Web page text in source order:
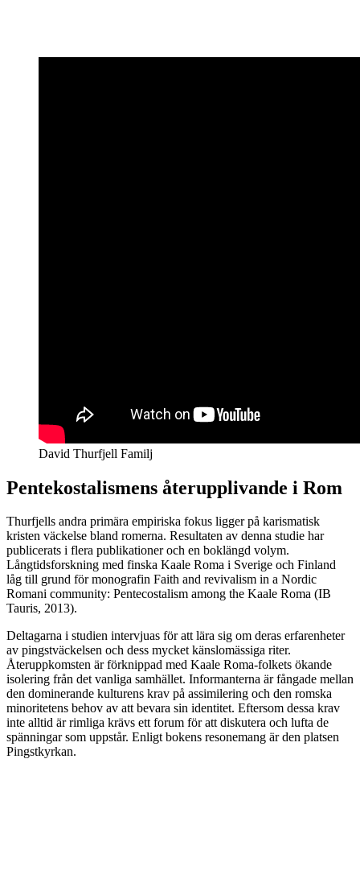
David Thurfjell Familj
Pentekostalismens återupplivande i Rom
Thurfjells andra primära empiriska fokus ligger på karismatisk
kristen väckelse bland romerna. Resultaten av denna studie har
publicerats i flera publikationer och en boklängd volym.
Långtidsforskning med finska Kaale Roma i Sverige och Finland
låg till grund för monografin Faith and revivalism in a Nordic
Romani community: Pentecostalism among the Kaale Roma (IB
Tauris, 2013).
Deltagarna i studien intervjuas för att lära sig om deras erfarenheter
av pingstväckelsen och dess mycket känslomässiga riter.
Återuppkomsten är förknippad med Kaale Roma-folkets ökande
isolering från det vanliga samhället. Informanterna är fångade mellan
den dominerande kulturens krav på assimilering och den romska
minoritetens behov av att bevara sin identitet. Eftersom dessa krav
inte alltid är rimliga krävs ett forum för att diskutera och lufta de
spänningar som uppstår. Enligt bokens resonemang är den platsen
Pingstkyrkan.